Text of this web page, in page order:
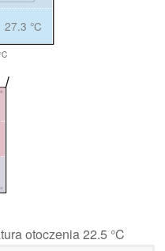
27.3 °C
otoczenia 22.5 °C